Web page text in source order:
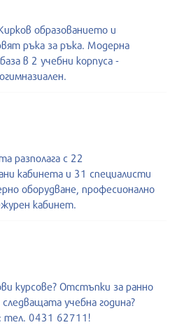
образованието и
ръка за ръка. Модерна
в 2 учебни корпуса -
разполага с 22
кабинета и 31 специалисти
оборудване, професионално
кабинет.
курсове? Отстъпки за ранно
следващата учебна година?
тел. 0431 62711!